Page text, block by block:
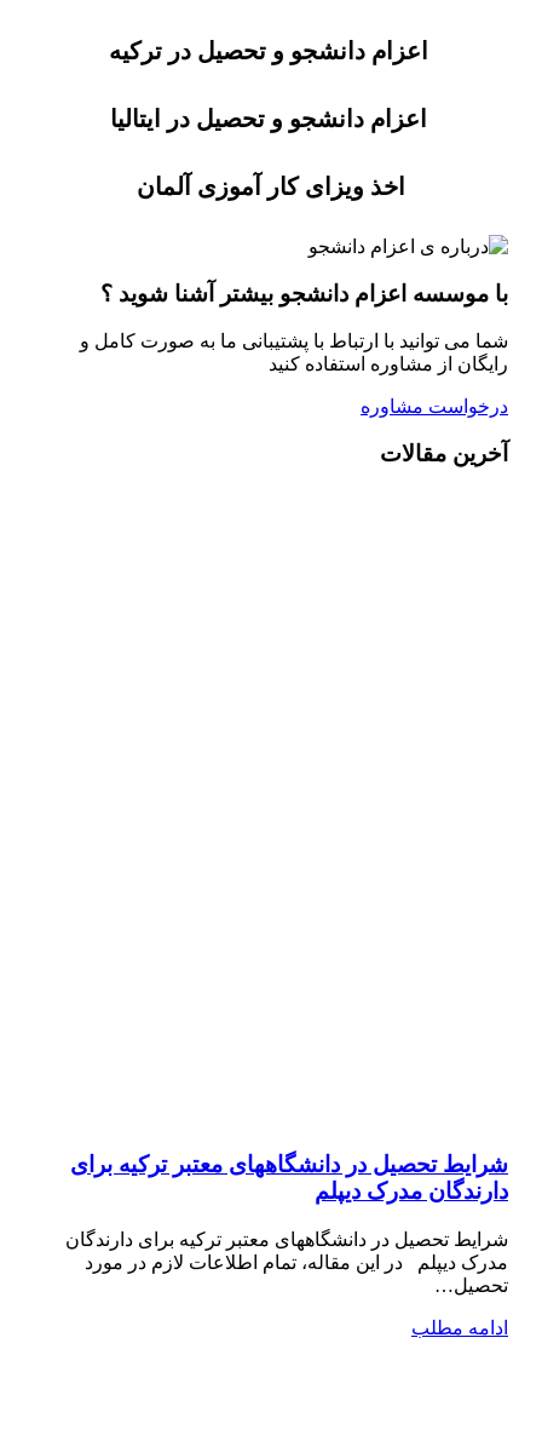
اعزام دانشجو و تحصیل در ترکیه
اعزام دانشجو و تحصیل در ایتالیا
اخذ ویزای کار آموزی آلمان
با موسسه اعزام دانشجو بیشتر آشنا شوید ؟
شما می توانید با ارتباط با پشتیبانی ما به صورت کامل و
رایگان از مشاوره استفاده کنید
درخواست مشاوره
آخرین مقالات
شرایط تحصیل در دانشگاههای معتبر ترکیه برای
دارندگان مدرک دیپلم
شرایط تحصیل در دانشگاههای معتبر ترکیه برای دارندگان
مدرک دیپلم در این مقاله، تمام اطلاعات لازم در مورد
تحصیل…
ادامه مطلب